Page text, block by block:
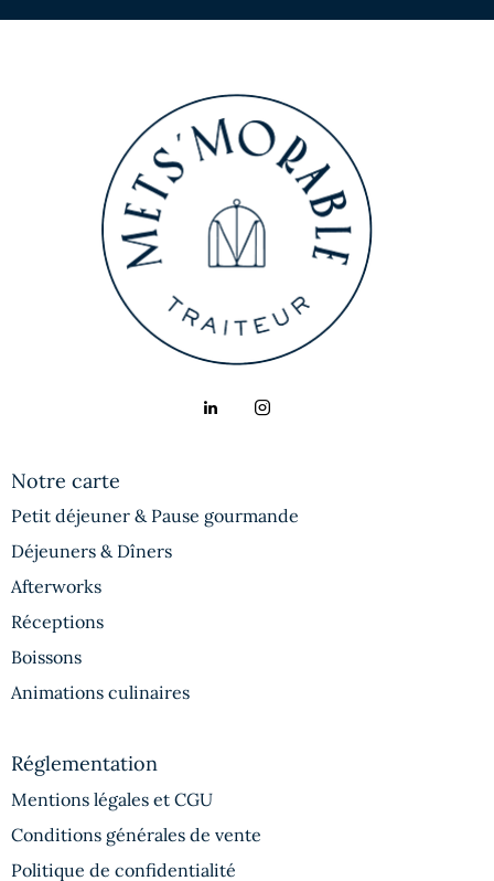
Notre carte
Petit déjeuner & Pause gourmande
Déjeuners & Dîners
Afterworks
Réceptions
Boissons
Animations culinaires
Réglementation
Mentions légales et CGU
Conditions générales de vente
Politique de confidentialité